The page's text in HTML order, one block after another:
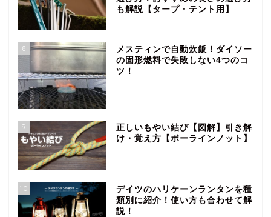
も解説【タープ・テント用】
8
メスティンで自動炊飯！ダイソー
の固形燃料で失敗しない4つのコ
ツ！
9
正しいもやい結び【図解】引き解
け・覚え方【ボーラインノット】
10
デイツのハリケーンランタンを種
類別に紹介！使い方も合わせて解
説！